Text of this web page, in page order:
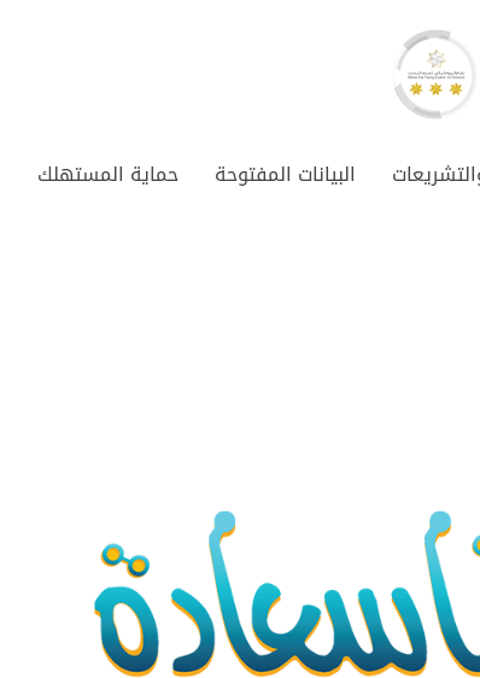
البيانات المفتوحة حماية المستهلك